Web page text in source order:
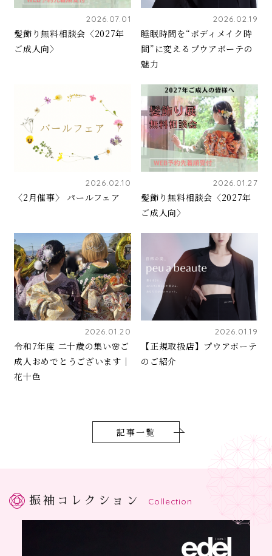
2026.07.01
髪飾り無料相談会〈2027年
ご成人向〉
2026.02.19
睡眠時間を“ボディメイク時
間”に変えるプウアボーテの
魅力
2026.02.10
〈2月催事〉 パールフェア
2026.01.27
髪飾り無料相談会〈2027年
ご成人向〉
2026.01.20
令和7年度 二十歳の集い🌸ご
成人おめでとうございます｜
花十色
2026.01.19
【正規取扱店】プウアボーテ
のご紹介
記事一覧
振袖コレクション Collection